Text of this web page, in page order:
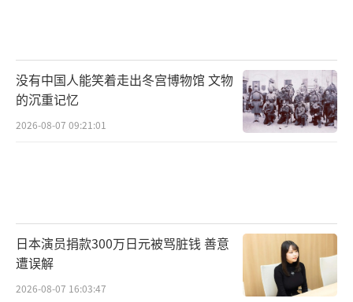
没有中国人能笑着走出冬宫博物馆 文物
的沉重记忆
2026-08-07 09:21:01
日本演员捐款300万日元被骂脏钱 善意
遭误解
2026-08-07 16:03:47